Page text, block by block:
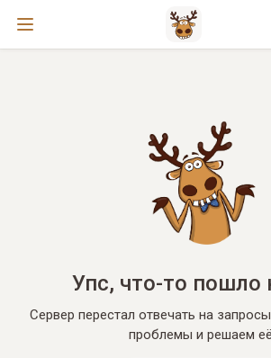
Упс, что-то пошло
Сервер перестал отвечать на
проблемы и решаем